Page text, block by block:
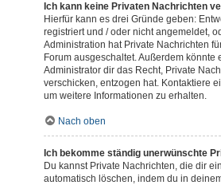
Ich kann keine Privaten Nachrichten
Hierfür kann es drei Gründe geben:
registriert und / oder nicht angemeldet,
Administration hat Private Nachrichten
Forum ausgeschaltet. Außerdem könnte
Administrator dir das Recht, Private
verschicken, entzogen hat. Kontaktiere
um weitere Informationen zu erhalten.
Nach oben
Ich bekomme ständig unerwünschte
Du kannst Private Nachrichten, die dir
automatisch löschen, indem du in